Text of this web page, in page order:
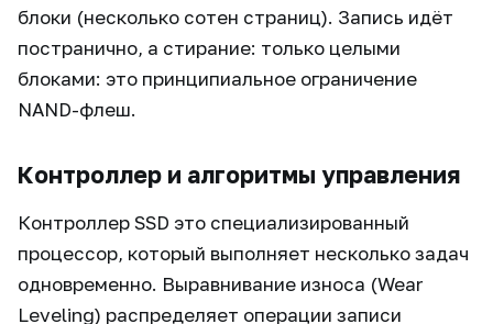
блоки (несколько сотен страниц). Запись идёт
постранично, а стирание: только целыми
блоками: это принципиальное ограничение
NAND-флеш.
Контроллер и алгоритмы управления
Контроллер SSD это специализированный
процессор, который выполняет несколько задач
одновременно. Выравнивание износа (Wear
Leveling) распределяет операции записи